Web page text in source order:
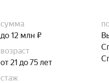
сумма
до 12 млн ₽
возраст
от 21 до 75 лет
стаж